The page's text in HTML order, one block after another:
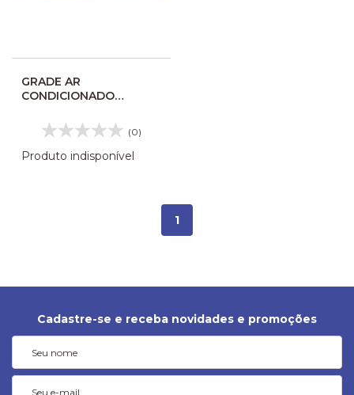
GRADE AR
CONDICIONADO
GRAN MINI II 089829(0)
Produto indisponível
1
Cadastre-se e receba novidades e promoções